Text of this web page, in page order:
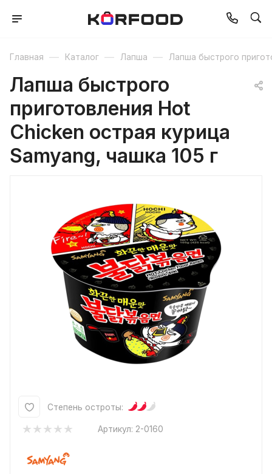
Главная — Каталог — Лапша — Лапша быстрого
Лапша быстрого
приготовления Hot
Chicken острая курица
Samyang, чашка 105 г
Степень остроты:
Артикул: 2-0160